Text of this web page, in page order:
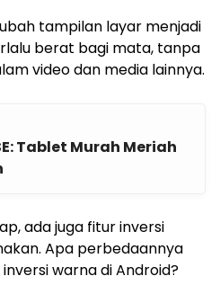
tampilan layar menjadi
berat bagi mata, tanpa
video dan media lainnya.
Tablet Murah Meriah
ada juga fitur inversi
Apa perbedaannya
warna di Android?